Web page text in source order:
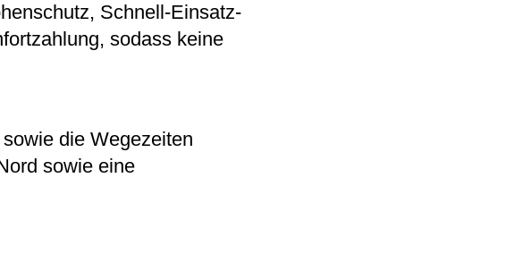
Schnell-Einsatz-
sodass keine
die Wegezeiten
sowie eine